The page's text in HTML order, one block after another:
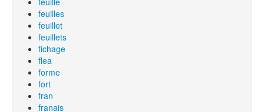
feuilles
feuillet
feuillets
fichage
flea
forme
fort
fran
franais